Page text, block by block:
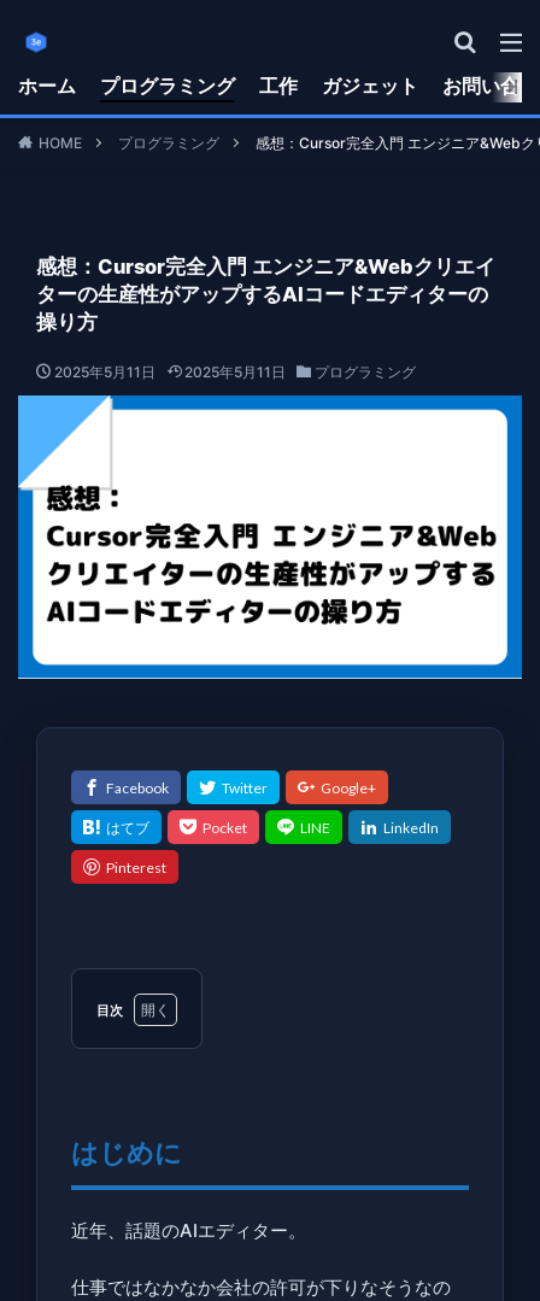
ホーム プログラミング 工作 ガジェット お問い合
HOME プログラミング 感想：Cursor完全入門 エンジニア&Web
感想：Cursor完全入門 エンジニア&Webクリエイ
ターの生産性がアップするAIコードエディターの
操り方
2025年5月11日 2025年5月11日 プログラミング
目次
に
の
はじめに
近年、話題のAIエディター。
仕事ではなかなか会社の許可が下りなそうなの